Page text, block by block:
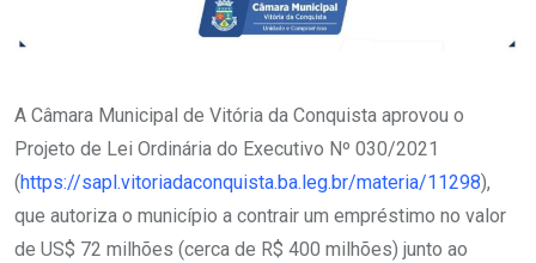
A Câmara Municipal de Vitória da Conquista aprovou o
Projeto de Lei Ordinária do Executivo Nº 030/2021
(https://sapl.vitoriadaconquista.ba.leg.br/materia/11298),
que autoriza o município a contrair um empréstimo no valor
de US$ 72 milhões (cerca de R$ 400 milhões) junto ao